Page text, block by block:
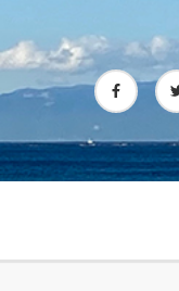
to
content